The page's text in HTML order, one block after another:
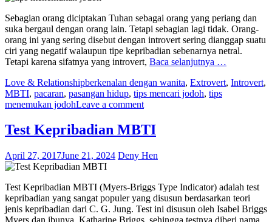
Sebagian orang diciptakan Tuhan sebagai orang yang periang dan
suka bergaul dengan orang lain. Tetapi sebagian lagi tidak. Orang-
orang ini yang sering disebut dengan introvert sering dianggap suatu
ciri yang negatif walaupun tipe kepribadian sebenarnya netral.
Tetapi karena sifatnya yang introvert, Baca selanjutnya …
Love & Relationshipberkenalan dengan wanita, Extrovert, Introvert,
MBTI, pacaran, pasangan hidup, tips mencari jodoh, tips
menemukan jodohLeave a comment
Test Kepribadian MBTI
April 27, 2017June 21, 2024 Deny Hen
Test Kepribadian MBTI (Myers-Briggs Type Indicator) adalah test
kepribadian yang sangat populer yang disusun berdasarkan teori
jenis kepribadian dari C. G. Jung. Test ini disusun oleh Isabel Briggs